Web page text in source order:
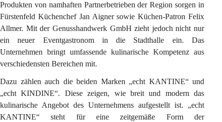
Produkten von namhaften Partnerbetrieben der Region sorgen in
Fürstenfeld Küchenchef Jan Aigner sowie Küchen-Patron Felix
Allmer. Mit der Genusshandwerk GmbH zieht jedoch nicht nur
ein neuer Eventgastronom in die Stadthalle ein. Das
Unternehmen bringt umfassende kulinarische Kompetenz aus
verschiedensten Bereichen mit.
Dazu zählen auch die beiden Marken „echt KANTINE“ und
„echt KINDINE“. Diese zeigen, wie breit und modern das
kulinarische Angebot des Unternehmens aufgestellt ist. „echt
KANTINE“ steht für eine zeitgemäße Form der